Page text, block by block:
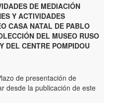
DE MEDIACIÓN
Y ACTIVIDADES
CASA NATAL DE PABLO
DEL MUSEO RUSO
DEL CENTRE POMPIDOU
de presentación de
desde la publicación de este